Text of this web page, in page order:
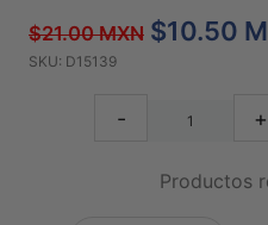
$21.00 MXN $10.50
SKU: D15139
- +
Productos